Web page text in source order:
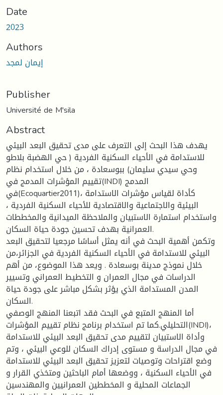
Date
2023
Authors
إيمان لمجد
Publisher
Université de M'sila
Abstract
يهدف هذا البحث إلى التعرف على مدى تحقيق البعد البيئي
للاستدامة في الأحياء السكنية الفردية ( حي الهضبة بلاطو
وحي سيدي سليمان) ببوسعادة ، من خلال استخدام نظام
تقييم المؤشرات المدمج في(INDI) المدمج
في(Ecoquartier2011)، كأداة لقياس مؤشرات الاستدامة
البيئية والاجتماعية والاقتصادية للأحياء السكنية الفردية ،
واستخدام استمارة الاستبيان والملاحظة الميدانية والمخططات
العمرانية بهدف تحسين جودة حياة السكان.
وتكمن أهمية البحث في أنه يمثل أساسًا مرجعيا لتحقيق البعد
البيئي للاستدامة في الأحياء السكنية الفردية في الجزائر،من
خلال نموذج مدينة بوسعادة . ويعد هذا الموضوع، من أهم
الدراسات في مجال العمران و التخطيط العمراني وتسيير
المدن المستدامة الذي يؤثر بشكل مباشر على جودة حياة
السكان.
أما المنهج المتبع في البحث فقد اتبعنا المنهج الوصفي
التحليلي.كما تم استخدام برنامج نظام تقييم المؤشرات(INDI)،
وأداة الاستبيان لتقييم مدى تحقيق البعد البيئي للاستدامة
في مجال الدراسة و مستوى إدراك السكان للوعي البيئي ، وتم
وضع اقتراحات وتوصيات لتعزيز تحقيق البعد البيئي للاستدامة
في الأحياء السكنية ، ووضعها أمام الباحثين ومتخذي القرار و
الجماعات المحلية و المخططين العمرانيين والمهندسين